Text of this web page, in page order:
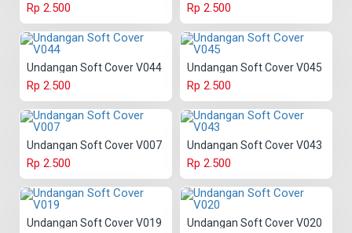
Rp 2.500 Rp 2.500
Undangan Soft Cover V044
Rp 2.500
Undangan Soft Cover V045
Rp 2.500
Undangan Soft Cover V007
Rp 2.500
Undangan Soft Cover V043
Rp 2.500
Undangan Soft Cover V019 Undangan Soft Cover V020